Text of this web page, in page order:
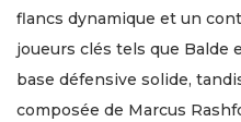
flancs dynamique et un
joueurs clés tels que Balde
base défensive solide,
composée de Marcus